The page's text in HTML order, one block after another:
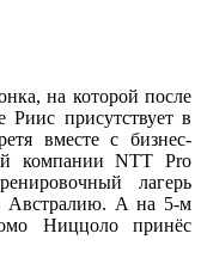
на которой после
Риис присутствует в
вместе с бизнес-
компании NTT Pro
лагерь
Австралию. А на 5-м
Ниццоло принёс